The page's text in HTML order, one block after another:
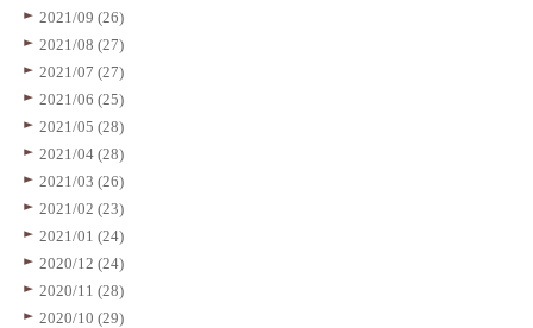
2021/09 (26)
2021/08 (27)
2021/07 (27)
2021/06 (25)
2021/05 (28)
2021/04 (28)
2021/03 (26)
2021/02 (23)
2021/01 (24)
2020/12 (24)
2020/11 (28)
2020/10 (29)